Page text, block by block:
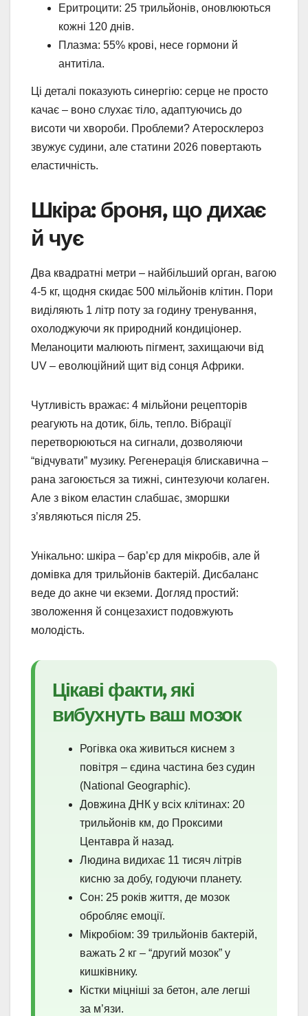
Еритроцити: 25 трильйонів, оновлюються
кожні 120 днів.
Плазма: 55% крові, несе гормони й
антитіла.
Ці деталі показують синергію: серце не просто
качає – воно слухає тіло, адаптуючись до
висоти чи хвороби. Проблеми? Атеросклероз
звужує судини, але статини 2026 повертають
еластичність.
Шкіра: броня, що дихає
й чує
Два квадратні метри – найбільший орган, вагою
4-5 кг, щодня скидає 500 мільйонів клітин. Пори
виділяють 1 літр поту за годину тренування,
охолоджуючи як природний кондиціонер.
Меланоцити малюють пігмент, захищаючи від
UV – еволюційний щит від сонця Африки.
Чутливість вражає: 4 мільйони рецепторів
реагують на дотик, біль, тепло. Вібрації
перетворюються на сигнали, дозволяючи
“відчувати” музику. Регенерація блискавична –
рана загоюється за тижні, синтезуючи колаген.
Але з віком еластин слабшає, зморшки
з’являються після 25.
Унікально: шкіра – бар’єр для мікробів, але й
домівка для трильйонів бактерій. Дисбаланс
веде до акне чи екземи. Догляд простий:
зволоження й сонцезахист подовжують
молодість.
Цікаві факти, які
вибухнуть ваш мозок
Рогівка ока живиться киснем з
повітря – єдина частина без судин
(National Geographic).
Довжина ДНК у всіх клітинах: 20
трильйонів км, до Проксими
Центавра й назад.
Людина видихає 11 тисяч літрів
кисню за добу, годуючи планету.
Сон: 25 років життя, де мозок
обробляє емоції.
Мікробіом: 39 трильйонів бактерій,
важать 2 кг – “другий мозок” у
кишківнику.
Кістки міцніші за бетон, але легші
за м’язи.